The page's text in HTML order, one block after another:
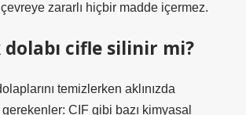
zararlı hiçbir madde içermez.
cifle silinir mi?
temizlerken aklınızda
CIF gibi bazı kimyasal